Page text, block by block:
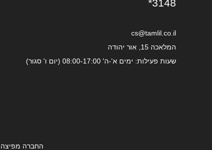
*3148
cs@tamlil.co.il
המלאכה 15, אור יהודה
שעות פעילות: ימים א'-ה' 08:00-17:00 (יום ו' סגור)
החברה מפיצה